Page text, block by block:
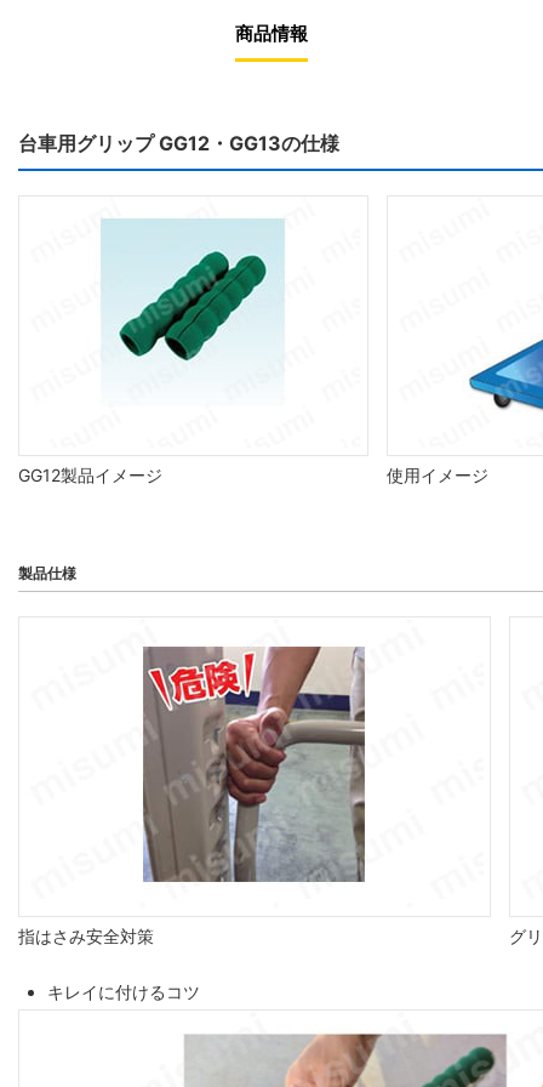
商品情報
台車用グリップ GG12・GG13の仕様
GG12製品イメージ 使用イメージ
製品仕様
指はさみ安全対策 グ
キレイに付けるコツ